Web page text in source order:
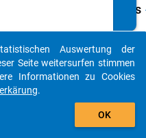
Details
A02
auto_stories
add_shopping_cart
Auswertung der
Seite weitersurfen stimmen
Informationen zu Cookies
.
OK